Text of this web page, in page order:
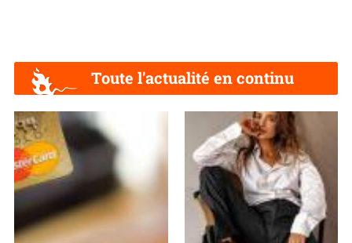
Toute l'actualité en continu